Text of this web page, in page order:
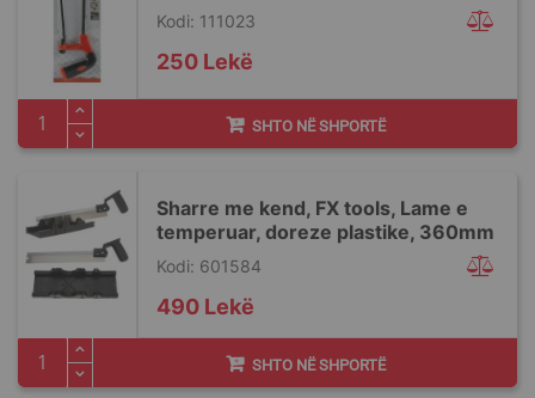
Kodi: 111023
250 Lekë
SHTO NË SHPORTË
Sharre me kend, FX tools, Lame e
temperuar, doreze plastike, 360mm
Kodi: 601584
490 Lekë
SHTO NË SHPORTË